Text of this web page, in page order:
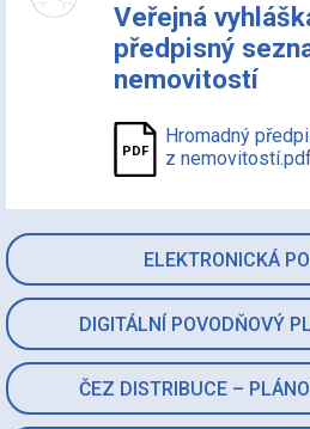
ELEKTRONICKÁ
DIGITÁLNÍ POVODŇOVÝ
ČEZ DISTRIBUCE –
Veřejná
předpisný
nemovitostí
Hromadný
z